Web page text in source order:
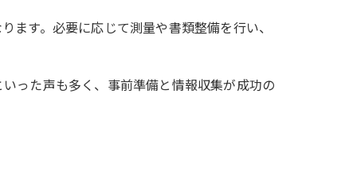
ます。必要に応じて測量や書類整備を行い、
った声も多く、事前準備と情報収集が成功の